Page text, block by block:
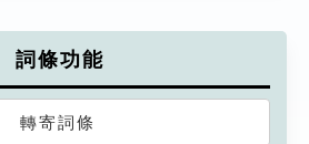
詞條功能
轉寄詞條